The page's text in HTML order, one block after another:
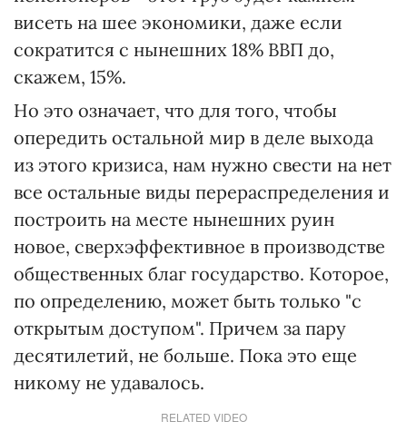
висеть на шее экономики, даже если
сократится с нынешних 18% ВВП до,
скажем, 15%.
Но это означает, что для того, чтобы
опередить остальной мир в деле выхода
из этого кризиса, нам нужно свести на нет
все остальные виды перераспределения и
построить на месте нынешних руин
новое, сверхэффективное в производстве
общественных благ государство. Которое,
по определению, может быть только "с
открытым доступом". Причем за пару
десятилетий, не больше. Пока это еще
никому не удавалось.
RELATED VIDEO